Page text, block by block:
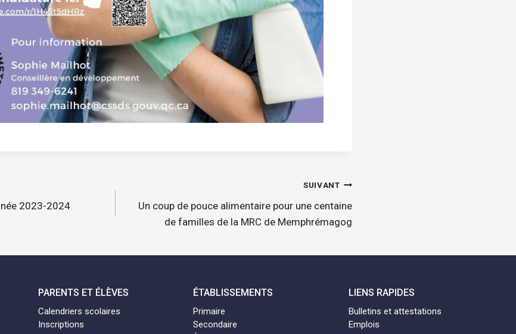
2023-2024
SUIVANT
Un coup de pouce alimentaire pour une centaine
de familles de la MRC de Memphrémagog
PARENTS ET ÉLÈVES
Calendriers scolaires
Inscriptions
ÉTABLISSEMENTS
Primaire
Secondaire
LIENS RAPIDES
Bulletins et attestations
Emplois